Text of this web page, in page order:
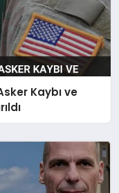
Kaybı ve